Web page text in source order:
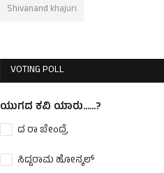
Shivanand khajuri
VOTING POLL
ಯುಗದ ಕವಿ ಯಾರು......?
ದ ರಾ ಬೇಂದ್ರೆ
ಸಿದ್ದರಾಮ ಹೋನ್ಕಲ್